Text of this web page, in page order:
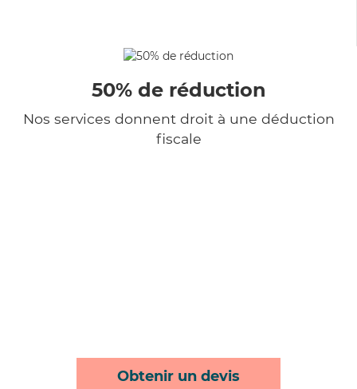
50% de réduction
Nos services donnent droit à une déduction
fiscale
Obtenir un devis